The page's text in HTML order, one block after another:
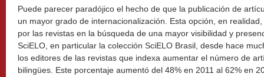
Puede parecer paradójico el hecho de que la publicación de
un mayor grado de internacionalización. Esta opción, en
por las revistas en la búsqueda de una mayor visibilidad y
SciELO, en particular la colección SciELO Brasil, desde hace
los editores de las revistas que indexa aumentar el número de
bilingües. Este porcentaje aumentó del 48% en 2011 al 62% en